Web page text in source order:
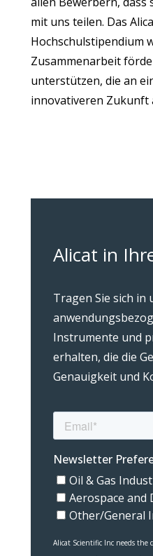
mit uns teilen. Das
Hochschulstipendium
Zusammenarbeit
unterstützen, die an
innovativeren Zukunft
Alicat in
Tragen Sie sich in
Instrumente und
erhalten, die die
Genauigkeit und